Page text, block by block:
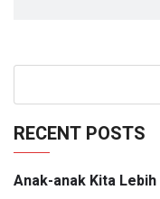
RECENT POSTS
Anak-anak Kita